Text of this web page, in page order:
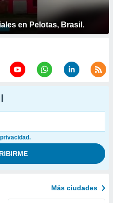
en Pelotas, Brasil.
Más ciudades